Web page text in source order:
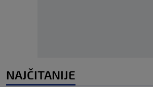
NAJČITANIJE